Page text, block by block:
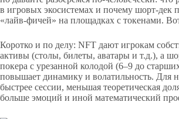
в игровых экосистемах и почему шорт‑дек
«лайв‑фичей» на площадках с токенами.
Коротко и по делу: NFT дают игрокам
активы (столы, билеты, аватары и т.д.), а
покера с урезанной колодой (6–9 до
повышает динамику и волатильность. Для
быстрее сессии, меньшая теоретическая
больше эмоций и иной математический